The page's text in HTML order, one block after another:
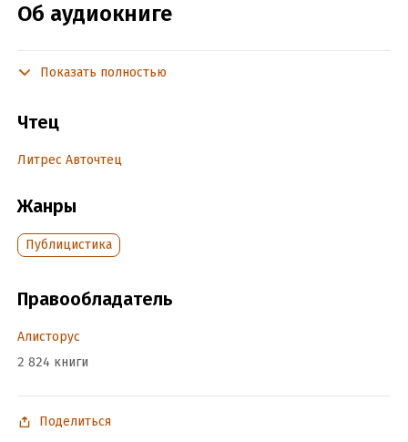
Об аудиокниге
Подробная информация
Дата поступления:
Показать полностью
Чтец
Литрес Авточтец
Жанры
Публицистика
Правообладатель
Алисторус
2 824 книги
Поделиться